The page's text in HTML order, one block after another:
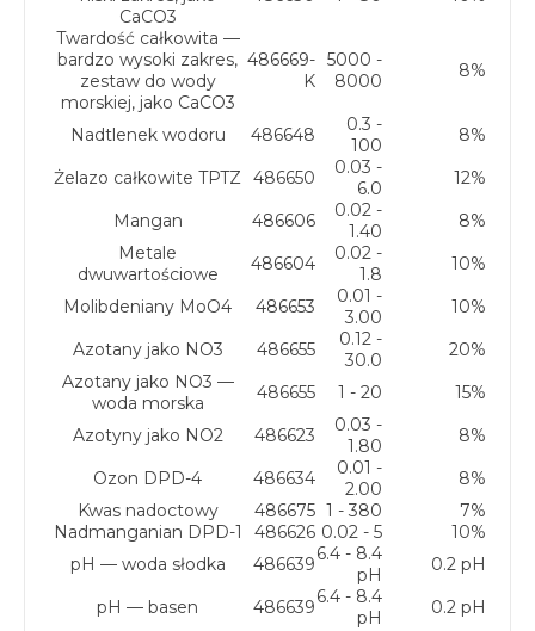
CaCO3
Twardość całkowita —
bardzo wysoki zakres,
zestaw do wody
morskiej, jako CaCO3
486669-
K
5000 -
8000
8%
Nadtlenek wodoru 486648
0.3 -
100
8%
Żelazo całkowite TPTZ 486650
0.03 -
6.0
12%
Mangan
486606
0.02 -
1.40
8%
Metale
dwuwartościowe
486604
0.02 -
1.8
10%
Molibdeniany MoO4
486653
0.01 -
3.00
10%
Azotany jako NO3
486655
0.12 -
30.0
20%
Azotany jako NO3 —
woda morska
486655 1 - 20
15%
Azotyny jako NO2
486623
0.03 -
1.80
8%
Ozon DPD-4
486634
0.01 -
2.00
8%
Kwas nadoctowy
486675 1 - 380
7%
Nadmanganian DPD-1
486626 0.02 - 5
10%
pH — woda słodka
4866396.4 - 8.4
pH
0.2 pH
pH — basen
4866396.4 - 8.4
pH
0.2 pH